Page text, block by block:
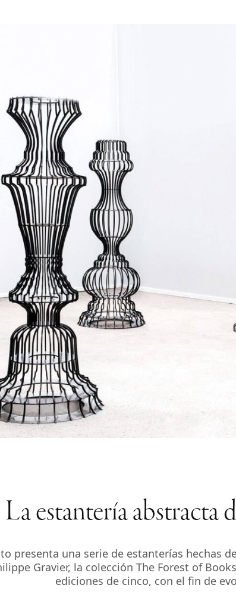
La estantería abstracta
presenta una serie de estanterías hechas
Gravier, la colección The Forest of
ediciones de cinco, con el fin de